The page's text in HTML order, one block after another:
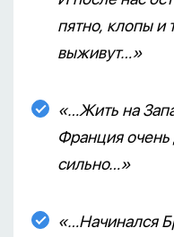
пятно, клопы и
выживут…»
«…Жить на
Франция
сильно…»
«…Начинался